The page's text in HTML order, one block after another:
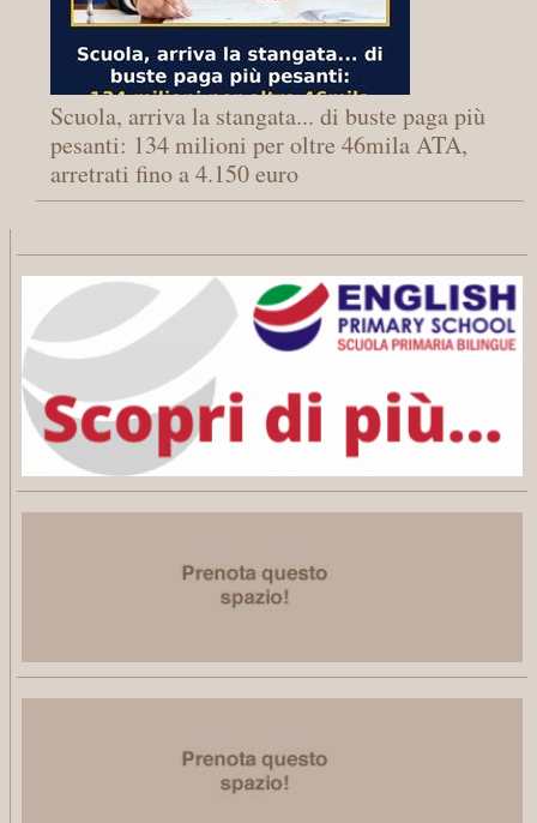
Scuola, arriva la stangata... di buste paga più
pesanti: 134 milioni per oltre 46mila ATA,
arretrati fino a 4.150 euro